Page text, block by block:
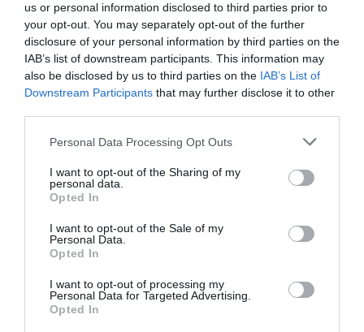
us or personal information disclosed to third parties prior to
your opt-out. You may separately opt-out of the further
disclosure of your personal information by third parties on the
IAB’s list of downstream participants. This information may
also be disclosed by us to third parties on the IAB’s List of
Downstream Participants that may further disclose it to other
Please note that this website/app uses one or more Google
not limited to your visit or usage behaviour. You may click to
grant or deny consent to Google and its third-party tags to
use your data for below specified purposes in below Google
consent section.
Personal Data Processing Opt Outs
I want to opt-out of the Sharing of my
personal data.
Opted In
I want to opt-out of the Sale of my
Personal Data.
Opted In
I want to opt-out of processing my
Personal Data for Targeted Advertising.
Opted In
Εύβοια: Έργα οδοποιίας 2,4 εκατ.
ευρώ – Ποιοι δρόμοι αλλάζουν
09.08.2026 | 15:00
Ποιοι κάνουν αίτηση σήμερα –
Έως 600 ευρώ η επιδότηση
Έκτακτα μέτρα και απαγορεύσεις
σήμερα στην Εύβοια – Μεγάλη
προσοχή!
09.08.2026 | 14:20
e-ΕΦΚΑ και ΔΥΠΑ: Ποιοι
δικαιούχοι πληρώνονται έως τις
14 Αυγούστου
Εύβοια: Προσοχή! Που
απαγορεύεται η
Χάος στην Εύβοια:
Ουρά χιλιομέτρων
χάσουμε το πλοίο!»
Νέα τραγωδία σε
παραλία της Εύβοιας:
Εύβοια: Έργα